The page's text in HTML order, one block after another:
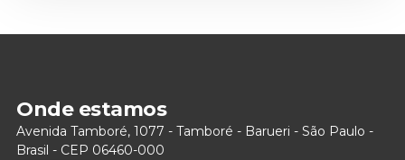
Onde estamos
Avenida Tamboré, 1077 - Tamboré - Barueri - São Paulo -
Brasil - CEP 06460-000